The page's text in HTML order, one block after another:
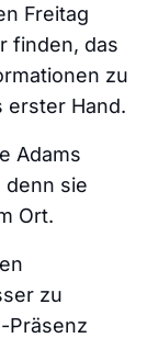
Freitag
finden, das
zu
erster Hand.
Adams
denn sie
Ort.
zu
Präsenz